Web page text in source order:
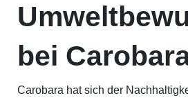
bei
Carobara hat sich der